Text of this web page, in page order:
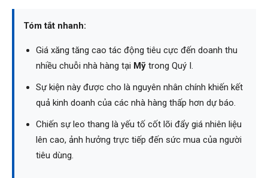
Tóm tắt nhanh:
Giá xăng tăng cao tác động tiêu cực đến doanh thu
nhiều chuỗi nhà hàng tại Mỹ trong Quý I.
Sự kiện này được cho là nguyên nhân chính khiến kết
quả kinh doanh của các nhà hàng thấp hơn dự báo.
Chiến sự leo thang là yếu tố cốt lõi đẩy giá nhiên liệu
lên cao, ảnh hưởng trực tiếp đến sức mua của người
tiêu dùng.